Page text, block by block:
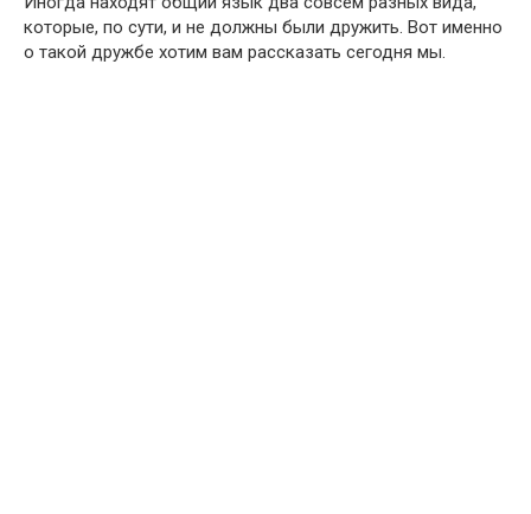
которые, по сути, и не должны были дружить. Вот именно
о такой дружбе хотим вам рассказать сегодня мы.